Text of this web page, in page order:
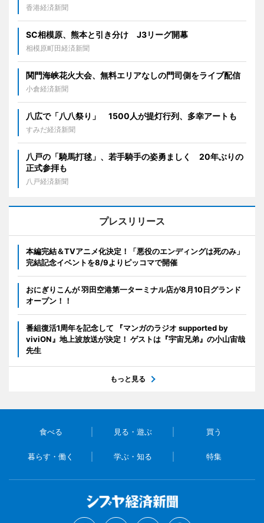
香港経済新聞
SC相模原、熊本と引き分け J3リーグ開幕
相模原町田経済新聞
関門海峡花火大会、無料エリアなしの門司側をライブ配信
小倉経済新聞
八広で「八八祭り」 1500人が提灯行列、多幸アートも
すみだ経済新聞
八戸の「騎馬打毬」、若手騎手の姿勇ましく 20年ぶりの
正式参拝も
八戸経済新聞
プレスリリース
本編完結＆TVアニメ化決定！「悪役のエンディングは死のみ」
完結記念イベントを8/9よりピッコマで開催
おにぎりこんが 羽田空港第一ターミナル店が8月10日グランド
オープン！！
番組復活1周年を記念して 『マンガのラジオ supported by
viviON』地上波放送が決定！ ゲストは『宇宙兄弟』の小山宙哉
先生
もっと見る
食べる 見る・遊ぶ 買う
暮らす・働く 学ぶ・知る 特集